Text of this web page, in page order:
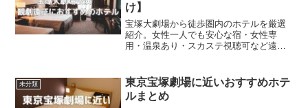
け】
宝塚大劇場から徒歩圏内のホテルを厳選
紹介。女性一人でも安心な宿・女性専
用・温泉あり・スカステ視聴可など遠征
ヌほか全8軒掲載。
未分類
東京宝塚劇場に近いおすすめホテ
ルまとめ